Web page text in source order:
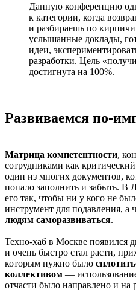
Данную конференцию
к категории, когда
и разбираешь по
услышанные доклады,
идеи,
разработки. Цель
достигнута на 100%.
Развиваемся по-
Матрица компетентности,
сотрудниками как
один из многих документов,
попало заполнить и забыть. В
его так, чтобы ни у кого не
инструмент для подавления, а
людям саморазвиваться.
Техно-хаб в Москве появился
и очень быстро стал расти,
которым нужно было
коллективом —
отчасти было направлено и на